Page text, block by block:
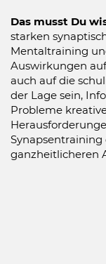
Das musst Du
starken
Mentaltraining
Auswirkungen
auch auf die
der Lage sein,
Probleme
ganzheitlicheren